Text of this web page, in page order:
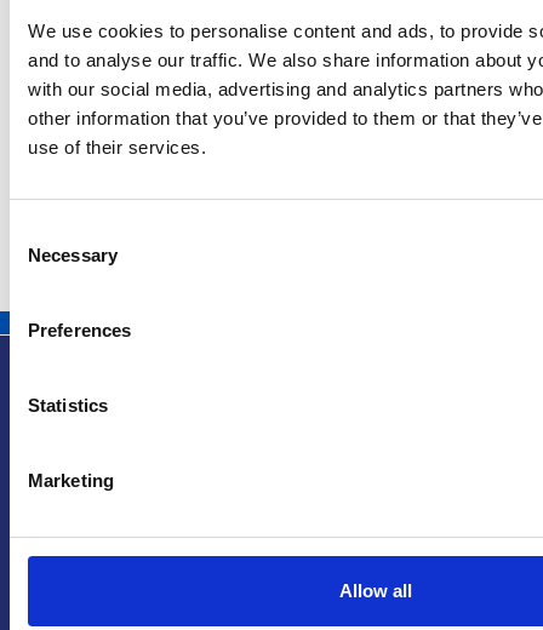
We use cookies to personalise content and ads, to provide
and to analyse our traffic. We also share information about
with our social media, advertising and analytics partners
other information that you’ve provided to them or that
use of their services.
Selection
Necessary
Preferences
Statistics
Marketing
Allow all
7 Agosto 2026
Nel primo semestre è aumentata fortemente la
costruzione di nuove abitazioni
Repubblica Ceca